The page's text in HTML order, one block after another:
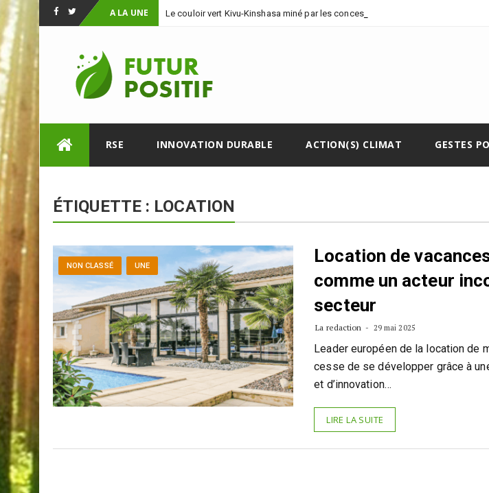
FacebookTwitter A LA UNE Le couloir vert Kivu-Kinshasa miné par les concessions pét
RSE INNOVATION DURABLE ACTION(S) CLIMAT GESTES
ÉTIQUETTE : LOCATION
NON CLASSÉ UNE
Location de
comme un acteur
secteur
La redaction 29 mai 2025
Leader européen de la location de
cesse de se développer grâce à
et d’innovation…
LIRE LA SUITE